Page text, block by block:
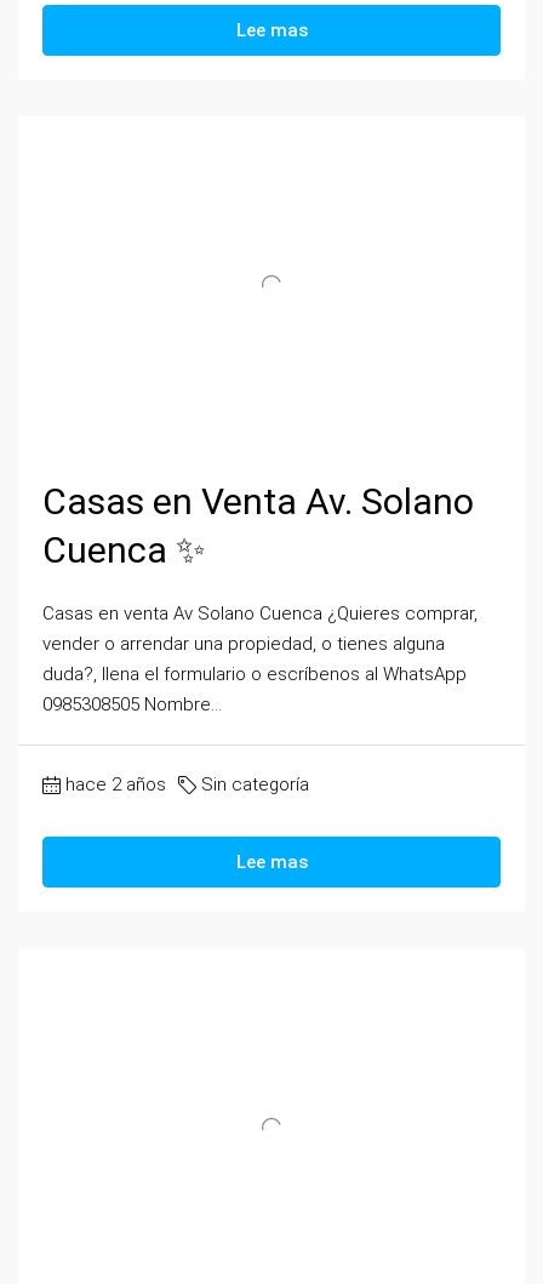
Lee mas
Casas en Venta Av. Solano
Cuenca ✨
Casas en venta Av Solano Cuenca ¿Quieres comprar,
vender o arrendar una propiedad, o tienes alguna
duda?, llena el formulario o escríbenos al WhatsApp
0985308505 Nombre...
hace 2 años Sin categoría
Lee mas